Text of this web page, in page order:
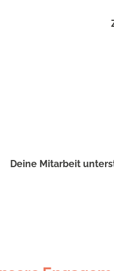
Deine Mitarbeit